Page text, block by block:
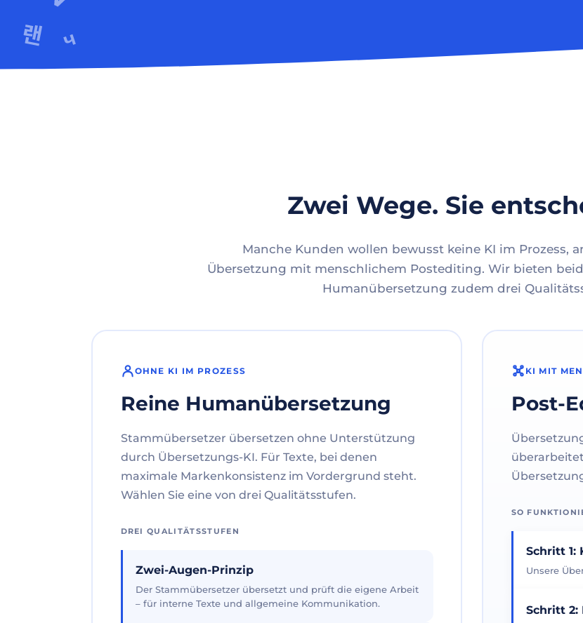
Zwei Wege. Sie
Manche Kunden wollen bewusst keine KI im Prozess,
Übersetzung mit menschlichem Postediting. Wir bieten
Humanübersetzung zudem drei
OHNE KI IM PROZESS
Reine Humanübersetzung
Stammübersetzer übersetzen ohne Unterstützung
durch Übersetzungs-KI. Für Texte, bei denen
maximale Markenkonsistenz im Vordergrund steht.
Wählen Sie eine von drei Qualitätsstufen.
DREI QUALITÄTSSTUFEN
Zwei-Augen-Prinzip
Der Stammübersetzer übersetzt und prüft die eigene Arbeit
– für interne Texte und allgemeine Kommunikation.
KI MIT
Post-
SO
Schritt 1:
Unsere
Schritt 2: